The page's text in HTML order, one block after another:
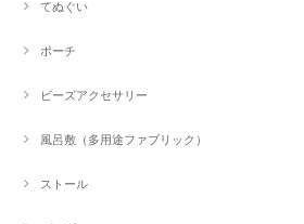
てぬぐい
ポーチ
ビーズアクセサリー
風呂敷（多用途ファブリック）
ストール